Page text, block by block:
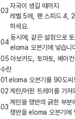
03
자국이 생길 때까지
레벨 5에, 팬 스피드 4,
하세요.
04
동시에, 같은 설정으로
eloma 오븐기에 넣습니
05 아보카도, 토마토, 베이
수란
01 eloma 오븐기를 90도씨
02계란/머핀 트레이를 가져
03
계란을 쟁반의 긁힌 부
쟁반을 eloma 오븐기에